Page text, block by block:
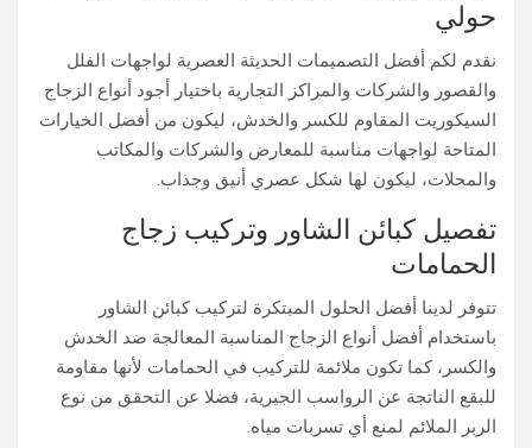
حولي
نقدم لكم أفضل التصميمات الحديثة العصرية لواجهات الفلل
والقصور والشركات والمراكز التجارية باختيار أجود أنواع الزجاج
السيكوريت المقاوم للكسر والخدش، ليكون من أفضل الخيارات
المتاحة لواجهات مناسبة للمعارض والشركات والمكاتب
والمحلات، ليكون لها شكل عصري أنيق وجذاب.
تفصيل كبائن الشاور وتركيب زجاج
الحمامات
تتوفر لدينا أفضل الحلول المبتكرة لتركيب كبائن الشاور
باستخدام أفضل أنواع الزجاج المناسبة المعالجة ضد الخدش
والكسر، كما تكون ملائمة للتركيب في الحمامات لأنها مقاومة
للبقع الناتجة عن الرواسب الجيرية، فضلا عن التحقق من نوع
الربر الملائم لمنع أي تسربات مياه.